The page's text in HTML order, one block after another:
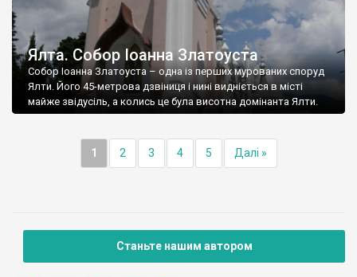
Ялта. Собор Іоанна Златоуста
Собор Іоанна Златоуста – одна із перших мурованих споруд
Ялти. Його 45-метрова дзвіниця і нині видніється в місті
майже звідусіль, а колись це була висотна домінанта Ялти.
1 2 3 4 5 Далі »
Станьте нашим автором